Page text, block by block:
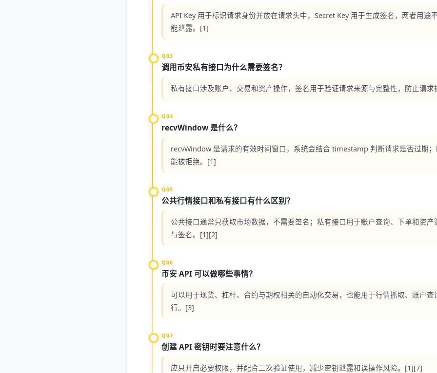
API Key 用于标识请求身份并放在请求头中，Secret Key 用于生成签名，两者用途
能泄露。[1]
Q03
调用币安私有接口为什么需要签名？
私有接口涉及账户、交易和资产操作，签名用于验证请求来源与完整性，防止请
Q04
recvWindow 是什么？
recvWindow 是请求的有效时间窗口，系统会结合 timestamp 判断请求是否过期
能被拒绝。[1]
Q05
公共行情接口和私有接口有什么区别？
公共接口通常只获取市场数据，不需要签名；私有接口用于账户查询、下单和资产
与签名。[1][2]
Q06
币安 API 可以做哪些事情？
可以用于现货、杠杆、合约与期权相关的自动化交易，也能用于行情抓取、账户查
行。[3]
Q07
创建 API 密钥时要注意什么？
应只开启必要权限，并配合二次验证使用，减少密钥泄露和误操作风险。[1][7]